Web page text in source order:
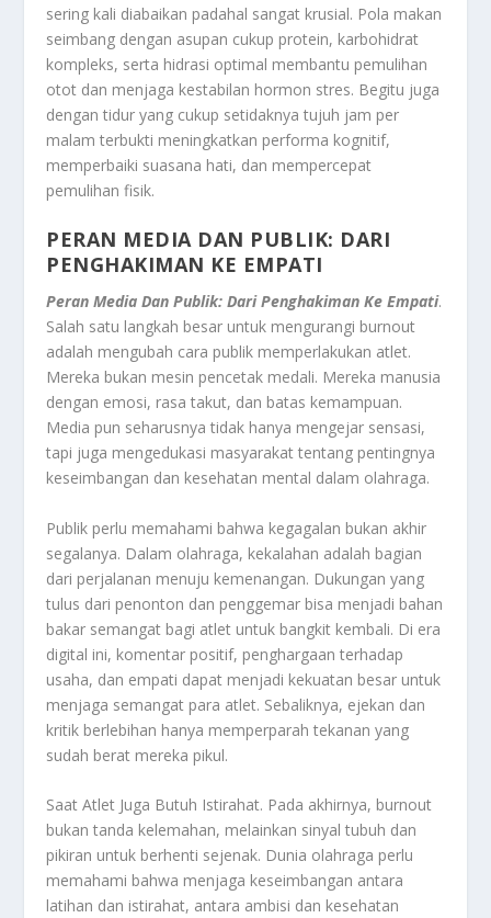
sering kali diabaikan padahal sangat krusial. Pola makan
seimbang dengan asupan cukup protein, karbohidrat
kompleks, serta hidrasi optimal membantu pemulihan
otot dan menjaga kestabilan hormon stres. Begitu juga
dengan tidur yang cukup setidaknya tujuh jam per
malam terbukti meningkatkan performa kognitif,
memperbaiki suasana hati, dan mempercepat
pemulihan fisik.
PERAN MEDIA DAN PUBLIK: DARI
PENGHAKIMAN KE EMPATI
Peran Media Dan Publik: Dari Penghakiman Ke Empati.
Salah satu langkah besar untuk mengurangi burnout
adalah mengubah cara publik memperlakukan atlet.
Mereka bukan mesin pencetak medali. Mereka manusia
dengan emosi, rasa takut, dan batas kemampuan.
Media pun seharusnya tidak hanya mengejar sensasi,
tapi juga mengedukasi masyarakat tentang pentingnya
keseimbangan dan kesehatan mental dalam olahraga.
Publik perlu memahami bahwa kegagalan bukan akhir
segalanya. Dalam olahraga, kekalahan adalah bagian
dari perjalanan menuju kemenangan. Dukungan yang
tulus dari penonton dan penggemar bisa menjadi bahan
bakar semangat bagi atlet untuk bangkit kembali. Di era
digital ini, komentar positif, penghargaan terhadap
usaha, dan empati dapat menjadi kekuatan besar untuk
menjaga semangat para atlet. Sebaliknya, ejekan dan
kritik berlebihan hanya memperparah tekanan yang
sudah berat mereka pikul.
Saat Atlet Juga Butuh Istirahat. Pada akhirnya, burnout
bukan tanda kelemahan, melainkan sinyal tubuh dan
pikiran untuk berhenti sejenak. Dunia olahraga perlu
memahami bahwa menjaga keseimbangan antara
latihan dan istirahat, antara ambisi dan kesehatan